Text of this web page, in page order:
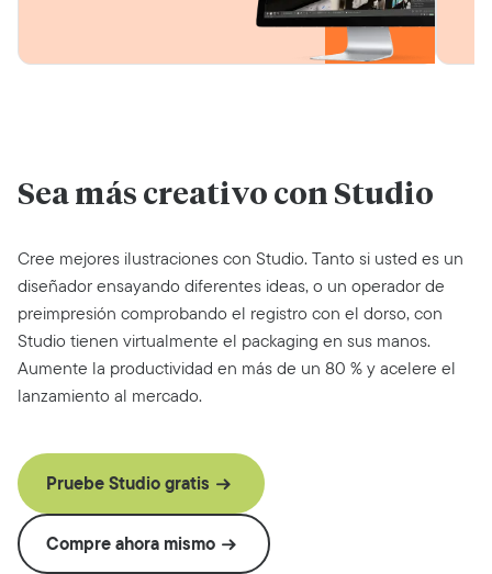
Sea más creativo con Studio
Cree mejores ilustraciones con Studio. Tanto si usted es un
diseñador ensayando diferentes ideas, o un operador de
preimpresión comprobando el registro con el dorso, con
Studio tienen virtualmente el packaging en sus manos.
Aumente la productividad en más de un 80 % y acelere el
lanzamiento al mercado.
Pruebe Studio gratis
Compre ahora mismo